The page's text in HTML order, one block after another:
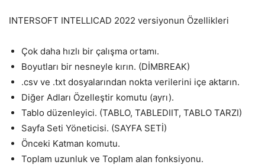
INTERSOFT INTELLICAD 2022 versiyonun Özellikleri
Çok daha hızlı bir çalışma ortamı.
Boyutları bir nesneyle kırın. (DİMBREAK)
.csv ve .txt dosyalarından nokta verilerini içe aktarın.
Diğer Adları Özelleştir komutu (ayrı).
Tablo düzenleyici. (TABLO, TABLEDIIT, TABLO TARZI)
Sayfa Seti Yöneticisi. (SAYFA SETİ)
Önceki Katman komutu.
Toplam uzunluk ve Toplam alan fonksiyonu.